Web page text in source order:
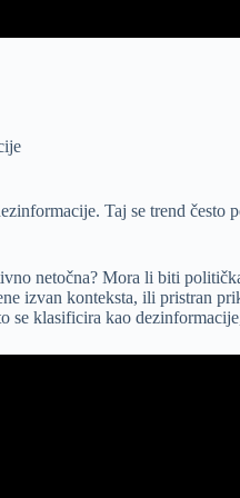
Taj se trend
netočna? Mora li biti
izvan konteksta, ili pristran
se klasificira kao